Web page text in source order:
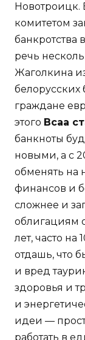
комитетом
банкротства
речь
Жаголкина
белорусских
граждане
этого Bcaa
банкноты
новыми, а с
обменять на
финансов и
сложнее и
облигациям
лет, часто на
отдашь, что
и вред
здоровья и
и
идеи —
работать в